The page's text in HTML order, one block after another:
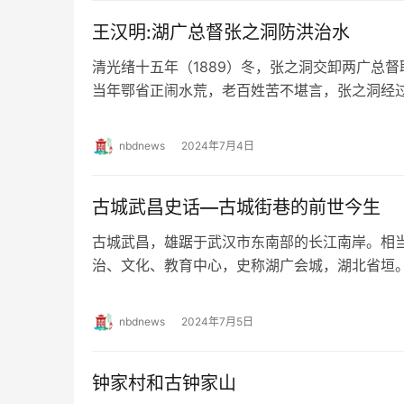
王汉明:湖广总督张之洞防洪治水
清光绪十五年（1889）冬，张之洞交卸两广总
当年鄂省正闹水荒，老百姓苦不堪言，张之洞经
nbdnews 2024年7月4日
古城武昌史话—古城街巷的前世今生
古城武昌，雄踞于武汉市东南部的长江南岸。相
治、文化、教育中心，史称湖广会城，湖北省垣
nbdnews 2024年7月5日
钟家村和古钟家山